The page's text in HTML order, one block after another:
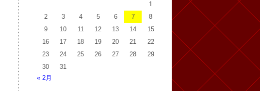
1
2
3 4 5 6 7
8
9
10 11 12 13 14
15
16
17 18 19 20 21
22
23
24 25 26 27 28
29
30
31
« 2月